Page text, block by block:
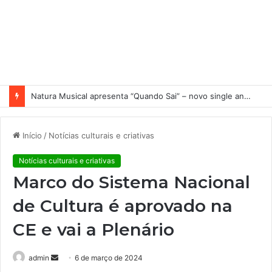
Natura Musical apresenta “Quando Sai” – novo single antecipa estreia do primeiro álbum solo de Elisa Maia
Início / Notícias culturais e criativas
Notícias culturais e criativas
Marco do Sistema Nacional
de Cultura é aprovado na
CE e vai a Plenário
admin 6 de março de 2024